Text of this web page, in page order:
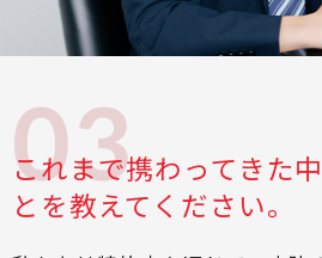
これまで携わってきた
とを教えてください。